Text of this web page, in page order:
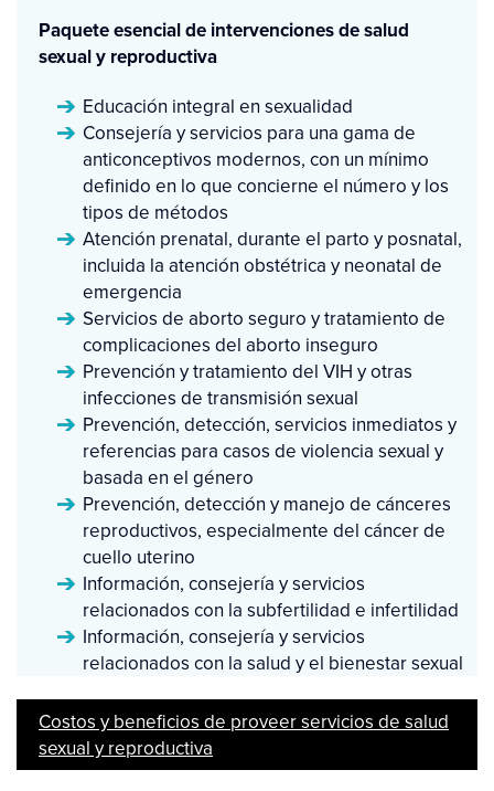
Paquete esencial de intervenciones de salud
sexual y reproductiva
Educación integral en sexualidad
Consejería y servicios para una gama de
anticonceptivos modernos, con un mínimo
definido en lo que concierne el número y los
tipos de métodos
Atención prenatal, durante el parto y posnatal,
incluida la atención obstétrica y neonatal de
emergencia
Servicios de aborto seguro y tratamiento de
complicaciones del aborto inseguro
Prevención y tratamiento del VIH y otras
infecciones de transmisión sexual
Prevención, detección, servicios inmediatos y
referencias para casos de violencia sexual y
basada en el género
Prevención, detección y manejo de cánceres
reproductivos, especialmente del cáncer de
cuello uterino
Información, consejería y servicios
relacionados con la subfertilidad e infertilidad
Información, consejería y servicios
relacionados con la salud y el bienestar sexual
Costos y beneficios de proveer servicios de salud
sexual y reproductiva